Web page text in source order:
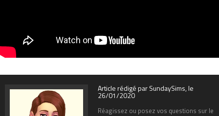
Article rédigé par SundaySims, le
26/01/2020
Réagissez ou posez vos questions sur le